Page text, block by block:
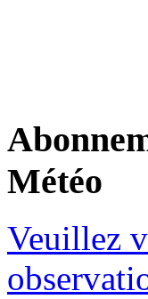
Météo
Veuillez